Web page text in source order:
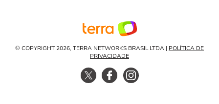
© COPYRIGHT 2026, TERRA NETWORKS BRASIL LTDA | POLÍTICA DE
PRIVACIDADE